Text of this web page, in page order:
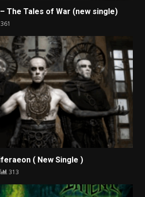
– The Tales of War (new single)
361
( New Single )
313